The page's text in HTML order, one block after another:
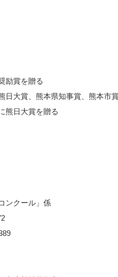
励賞を贈る
日大賞、熊本県知事賞、熊本市
熊日大賞を贈る
ンクール」係